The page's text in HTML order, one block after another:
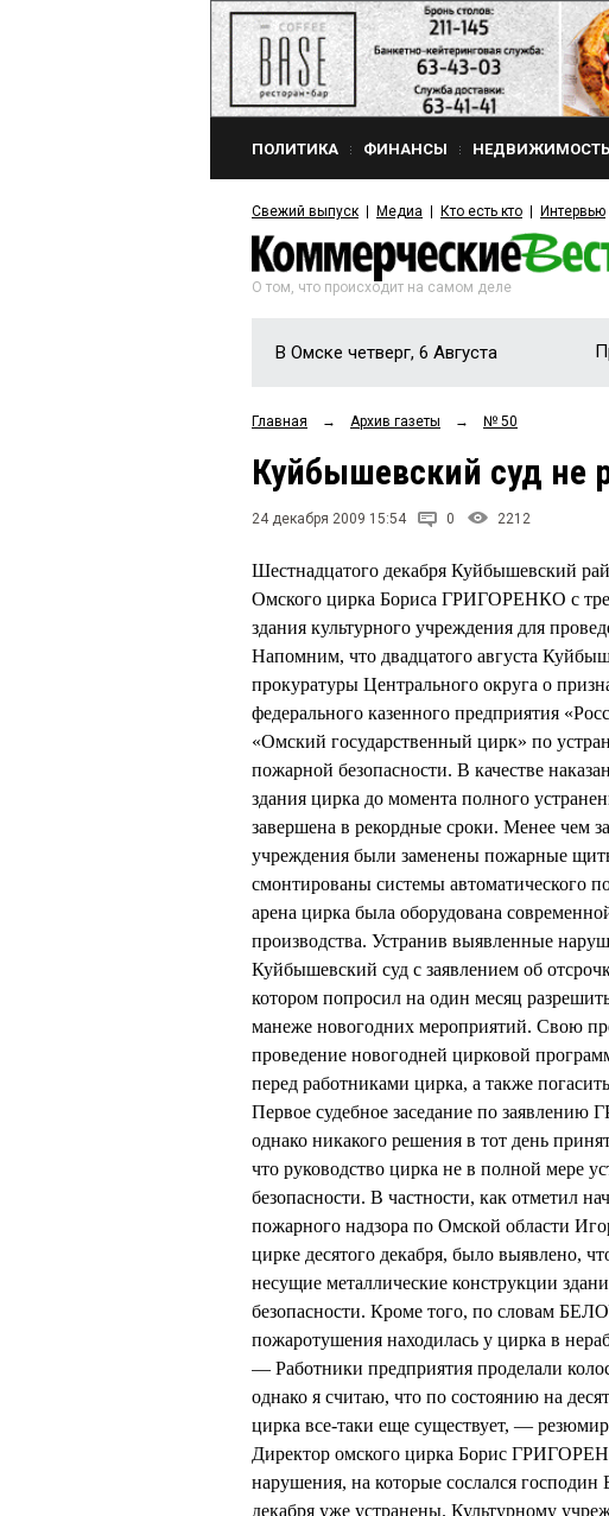
ПОЛИТИКА ФИНАНСЫ НЕДВИЖИМОСТЬ
Свежий выпуск Медиа Кто есть кто Интервью
О том, что происходит на самом деле
В Омске четверг, 6 Августа
Главная → Архив газеты → № 50
Куйбышевский суд не
24 декабря 2009 15:54 0 2212
Шестнадцатого декабря Куйбышевский
Омского цирка Бориса ГРИГОРЕНКО с
здания культурного учреждения для
Напомним, что двадцатого августа
прокуратуры Центрального округа о
федерального казенного предприятия
«Омский государственный цирк» по
пожарной безопасности. В качестве
здания цирка до момента полного
завершена в рекордные сроки. Менее чем
учреждения были заменены пожарные
смонтированы системы автоматического
арена цирка была оборудована
производства. Устранив выявленные
Куйбышевский суд с заявлением об
котором попросил на один месяц
манеже новогодних мероприятий. Свою
проведение новогодней цирковой
перед работниками цирка, а также
Первое судебное заседание по
однако никакого решения в тот день
что руководство цирка не в полной мере
безопасности. В частности, как отметил
пожарного надзора по Омской области
цирке десятого декабря, было выявлено,
несущие металлические конструкции
безопасности. Кроме того, по словам
пожаротушения находилась у цирка в
— Работники предприятия проделали
однако я считаю, что по состоянию на
цирка все-таки еще существует, —
Директор омского цирка Борис
нарушения, на которые сослался
декабря уже устранены. Культурному